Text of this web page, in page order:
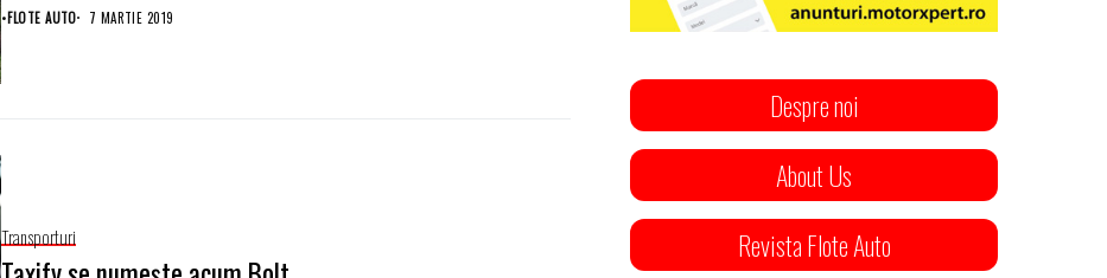
•FLOTE AUTO 7 MARTIE 2019
Transporturi
Despre noi
About Us
Revista Flote Auto